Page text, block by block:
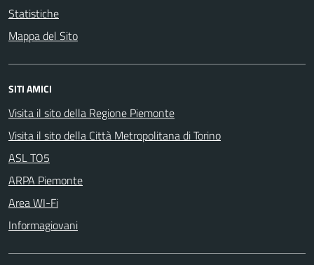
Statistiche
Mappa del Sito
SITI AMICI
Visita il sito della Regione Piemonte
Visita il sito della Città Metropolitana di Torino
ASL TO5
ARPA Piemonte
Area WI-Fi
Informagiovani